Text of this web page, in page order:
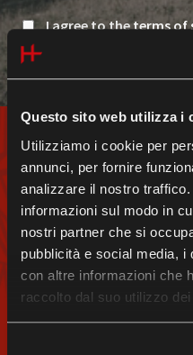
Questo sito web utilizza i
Utilizziamo i cookie per
annunci, per fornire
analizzare il nostro
informazioni sul modo in
nostri partner che si
pubblicità e social media, i
con altre informazioni che
raccolto dal suo utilizzo dei
I agree to theterms of
Senden
UM EIN
SÜDTIROL
ZU WERDEN